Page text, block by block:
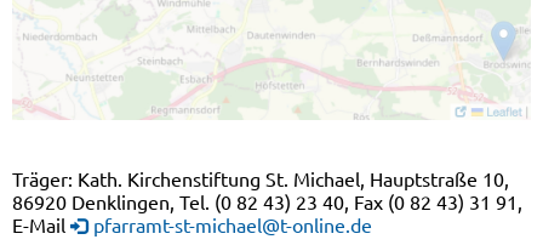
Träger: Kath. Kirchenstiftung St. Michael, Hauptstraße 10,
86920 Denklingen, Tel. (0 82 43) 23 40, Fax (0 82 43) 31 91,
E-Mail
pfarramt-st-michael@t-online.de